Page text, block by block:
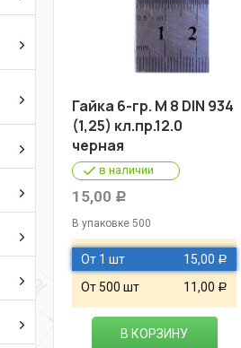
Гайка 6-гр. М 8 DIN 934
(1,25) кл.пр.12.0
черная
в наличии
15,00 Р
В упаковке 500
От 1 шт 15,00 Р
От 500 шт 11,00 Р
В КОРЗИНУ